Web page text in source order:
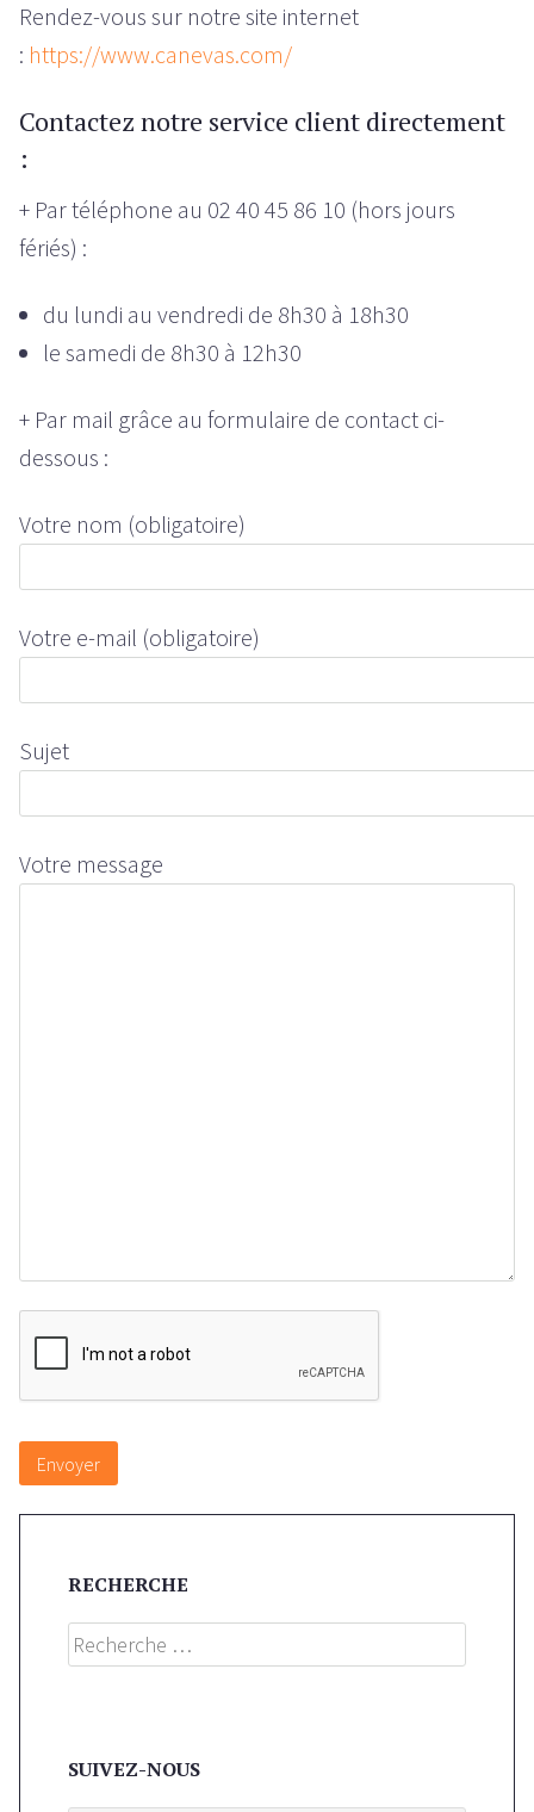
Rendez-vous sur notre site internet
: https://www.canevas.com/
Contactez notre service client directement
:
+ Par téléphone au 02 40 45 86 10 (hors jours
fériés) :
du lundi au vendredi de 8h30 à 18h30
le samedi de 8h30 à 12h30
+ Par mail grâce au formulaire de contact ci-
dessous :
Votre nom (obligatoire)
Votre e-mail (obligatoire)
Sujet
Votre message
RECHERCHE
Search
SUIVEZ-NOUS